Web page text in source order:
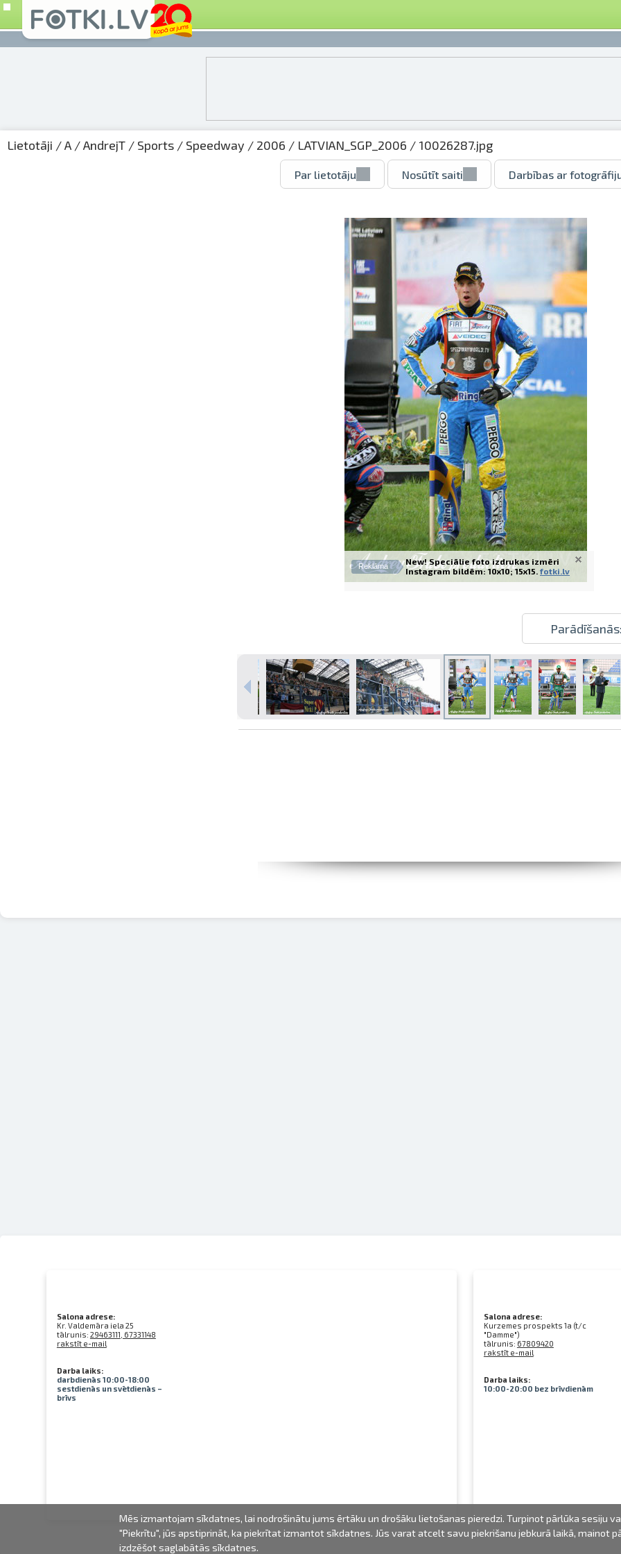
Izdrukas 1h laikā Rīgā – pasūtiet
Dažādi formāti un papīra veidi jūsu
Piegāde visā Latvijā vai saņemšana
Lietotāji /A /AndrejT / Sports / Speedway / 2006 / LATVIAN_SGP_2006 / 10026287.jpg
Par lietotāju Nosūtīt saiti Darbības ar
Reklāma
New! Speciālie foto izdrukas izmēri
Instagram bildēm: 10x10; 15x15. fotki.lv
Parādīšanās:
Salona adrese:
Kr. Valdemāra iela 25
tālrunis: 29463111, 67331148
rakstīt e-mail
Darba laiks:
darbdienās 10:00-18:00
sestdienās un svētdienās –
brīvs
Salona adrese:
Kurzemes prospekts 1a (t/c
"Damme")
tālrunis: 67809420
rakstīt e-mail
Darba laiks:
10:00-20:00 bez brīvdienām
Mēs izmantojam sīkdatnes, lai nodrošinātu jums ērtāku un drošāku lietošanas pieredzi. Turpinot pārlūka sesiju
"Piekrītu", jūs apstiprināt, ka piekrītat izmantot sīkdatnes. Jūs varat atcelt savu piekrišanu jebkurā laikā, mainot
izdzēšot saglabātās sīkdatnes.